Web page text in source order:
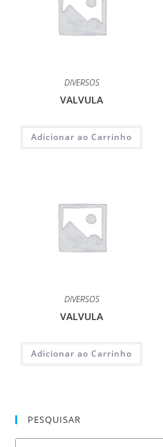
DIVERSOS
VALVULA
Adicionar ao Carrinho
DIVERSOS
VALVULA
Adicionar ao Carrinho
PESQUISAR